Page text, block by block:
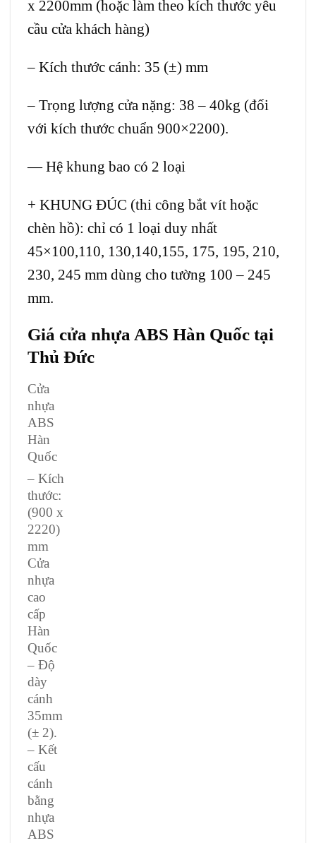
x 2200mm (hoặc làm theo kích thước yêu
cầu cửa khách hàng)
– Kích thước cánh: 35 (±) mm
– Trọng lượng cửa nặng: 38 – 40kg (đối
với kích thước chuẩn 900×2200).
— Hệ khung bao có 2 loại
+ KHUNG ĐÚC (thi công bắt vít hoặc
chèn hồ): chỉ có 1 loại duy nhất
45×100,110, 130,140,155, 175, 195, 210,
230, 245 mm dùng cho tường 100 – 245
mm.
Giá cửa nhựa ABS Hàn Quốc tại
Thủ Đức
Cửa
nhựa
ABS
Hàn
Quốc
– Kích
thước:
(900 x
2220)
mm
Cửa
nhựa
cao
cấp
Hàn
Quốc
– Độ
dày
cánh
35mm
(± 2).
– Kết
cấu
cánh
bằng
nhựa
ABS